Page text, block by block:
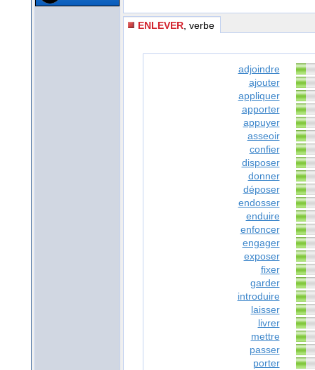
ENLEVER , verbe
adjoindre
ajouter
appliquer
apporter
appuyer
asseoir
confier
disposer
donner
déposer
endosser
enduire
enfoncer
engager
exposer
fixer
garder
introduire
laisser
livrer
mettre
passer
porter